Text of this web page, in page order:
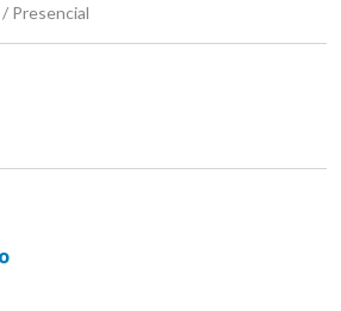
Presencial